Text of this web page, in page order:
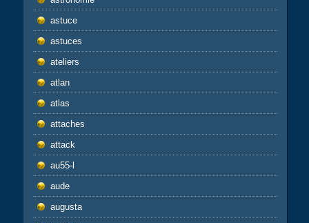
astuce
astuces
ateliers
atlan
atlas
attaches
attack
au55-l
aude
augusta